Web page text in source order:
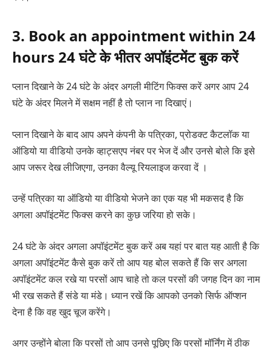
3. Book an appointment within 24
hours 24 घंटे के भीतर अपॉइंटमेंट बुक करें
प्लान दिखाने के 24 घंटे के अंदर अगली मीटिंग फिक्स करें अगर आप 24
घंटे के अंदर मिलने में सक्षम नहीं है तो प्लान ना दिखाएं।
प्लान दिखाने के बाद आप अपने कंपनी के पत्रिका, प्रोडक्ट कैटलॉक या
ऑडियो या वीडियो उनके व्हाट्सएप नंबर पर भेज दें और उनसे बोले कि इसे
आप जरूर देख लीजिएगा, उनका वैल्यू रियलाइज करवा दें ।
उन्हें पत्रिका या ऑडियो या वीडियो भेजने का एक यह भी मकसद है कि
अगला अपॉइंटमेंट फिक्स करने का कुछ जरिया हो सके।
24 घंटे के अंदर अगला अपॉइंटमेंट बुक करें अब यहां पर बात यह आती है कि
अगला अपॉइंटमेंट कैसे बुक करें तो आप यह बोल सकते हैं कि सर अगला
अपॉइंटमेंट कल रखे या परसों आप चाहे तो कल परसों की जगह दिन का नाम
भी रख सकते हैं संडे या मंडे। ध्यान रखें कि आपको उनको सिर्फ ऑप्शन
देना है कि वह खुद चूज करेंगे।
अगर उन्होंने बोला कि परसों तो आप उनसे पूछिए कि परसों मॉर्निंग में ठीक